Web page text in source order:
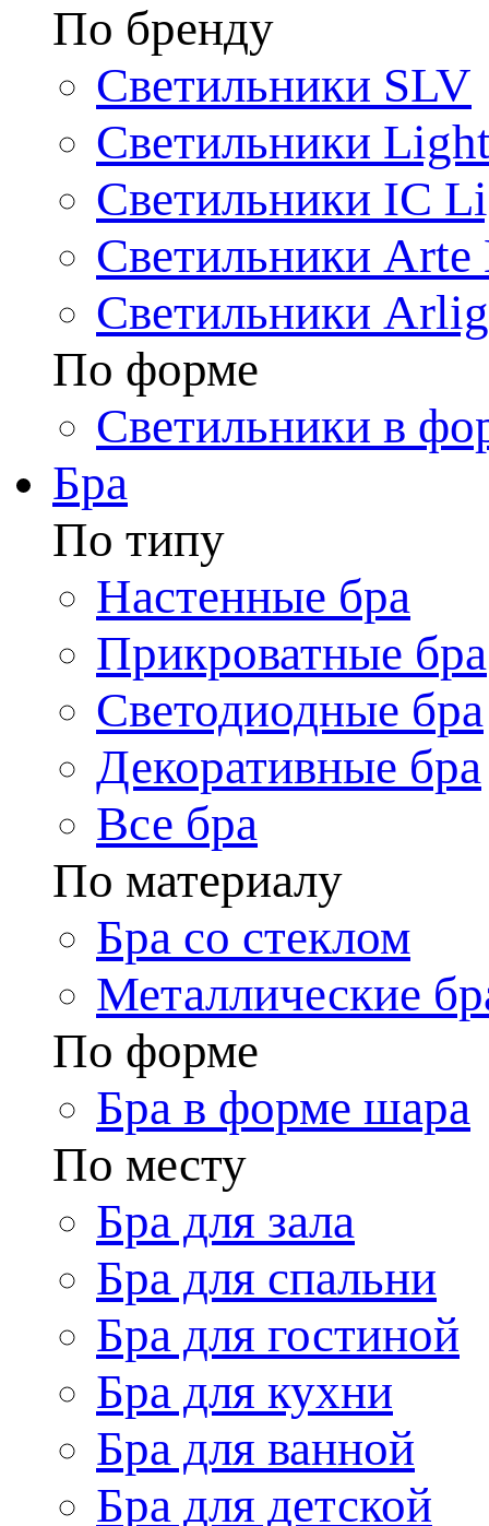
По бренду
Светильники SLV
Светильники
Светильники IC
Светильники Arte
Светильники
По форме
Светильники в
Бра
По типу
Настенные бра
Прикроватные бра
Светодиодные бра
Декоративные бра
Все бра
По материалу
Бра со стеклом
Металлические
По форме
Бра в форме шара
По месту
Бра для зала
Бра для спальни
Бра для гостиной
Бра для кухни
Бра для ванной
Бра для детской